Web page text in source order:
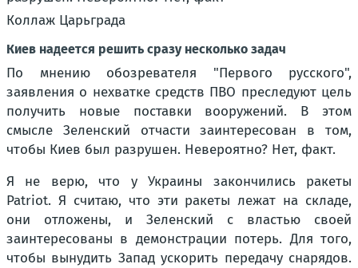
Коллаж Царьграда
Киев надеется решить сразу несколько задач
По мнению обозревателя "Первого русского",
заявления о нехватке средств ПВО преследуют цель
получить новые поставки вооружений. В этом
смысле Зеленский отчасти заинтересован в том,
чтобы Киев был разрушен. Невероятно? Нет, факт.
Я не верю, что у Украины закончились ракеты
Patriot. Я считаю, что эти ракеты лежат на складе,
они отложены, и Зеленский с властью своей
заинтересованы в демонстрации потерь. Для того,
чтобы вынудить Запад ускорить передачу снарядов.